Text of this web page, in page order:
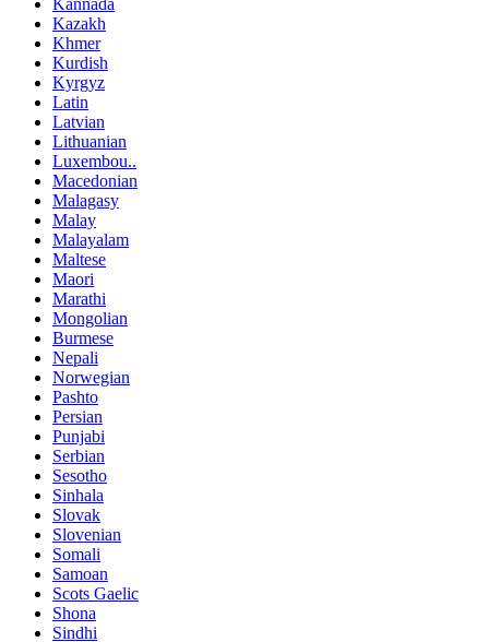
Kannada
Kazakh
Khmer
Kurdish
Kyrgyz
Latin
Latvian
Lithuanian
Luxembou..
Macedonian
Malagasy
Malay
Malayalam
Maltese
Maori
Marathi
Mongolian
Burmese
Nepali
Norwegian
Pashto
Persian
Punjabi
Serbian
Sesotho
Sinhala
Slovak
Slovenian
Somali
Samoan
Scots Gaelic
Shona
Sindhi